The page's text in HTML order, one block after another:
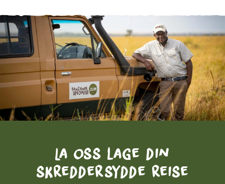
La oss lage din
skreddersydde reise